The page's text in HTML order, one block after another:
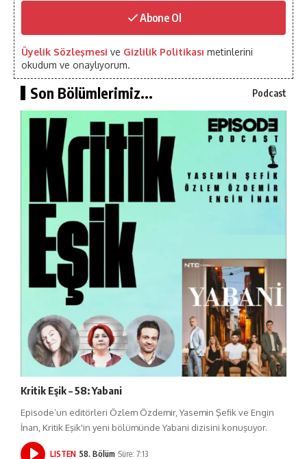
Abone Ol
Üyelik Sözleşmesi ve Gizlilik Politikası metinlerini
okudum ve onaylıyorum.
Son Bölümlerimiz... Podcast
Kritik Eşik – 58: Yabani
Episode’un editörleri Özlem Özdemir, Yasemin Şefik ve Engin
İnan, Kritik Eşik'in yeni bölümünde Yabani dizisini konuşuyor.
LISTEN 58. Bölüm Süre: 7:13